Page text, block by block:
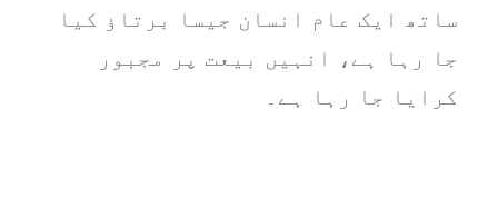
ساتھ ایک عام انسان جیسا برتاؤ کیا
جا رہا ہے، انہیں بیعت پر مجبور
کرایا جا رہا ہے۔